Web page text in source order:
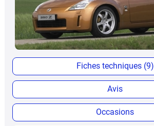
Fiches techniques (9)
Avis
Occasions